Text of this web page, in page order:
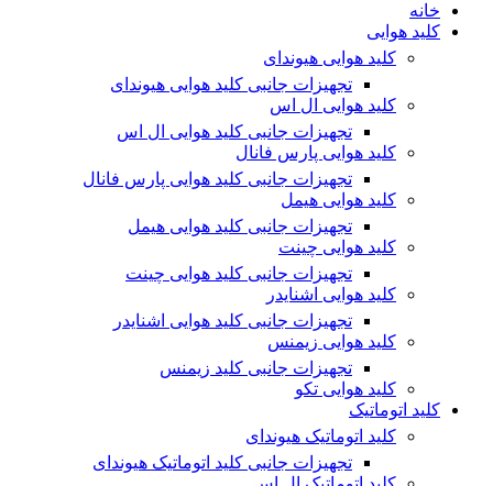
خانه
کلید هوایی
کلید هوایی هیوندای
تجهیزات جانبی کلید هوایی هیوندای
کلید هوایی ال اس
تجهیزات جانبی کلید هوایی ال اس
کلید هوایی پارس فانال
تجهیزات جانبی کلید هوایی پارس فانال
کلید هوایی هیمل
تجهیزات جانبی کلید هوایی هیمل
کلید هوایی چینت
تجهیزات جانبی کلید هوایی چینت
کلید هوایی اشنایدر
تجهیزات جانبی کلید هوایی اشنایدر
کلید هوایی زیمنس
تجهیزات جانبی کلید زیمنس
کلید هوایی تکو
کلید اتوماتیک
کلید اتوماتیک هیوندای
تجهیزات جانبی کلید اتوماتیک هیوندای